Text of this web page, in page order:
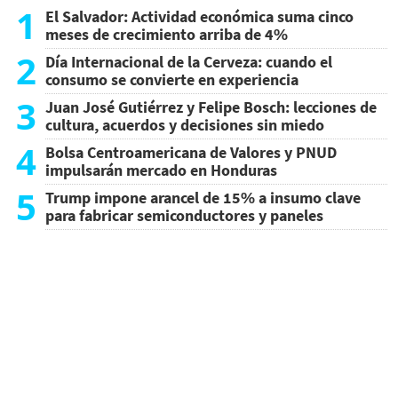
1
El Salvador: Actividad económica suma cinco
meses de crecimiento arriba de 4%
2 Día Internacional de la Cerveza: cuando el
consumo se convierte en experiencia
3 Juan José Gutiérrez y Felipe Bosch: lecciones de
cultura, acuerdos y decisiones sin miedo
4 Bolsa Centroamericana de Valores y PNUD
impulsarán mercado en Honduras
5 Trump impone arancel de 15% a insumo clave
para fabricar semiconductores y paneles